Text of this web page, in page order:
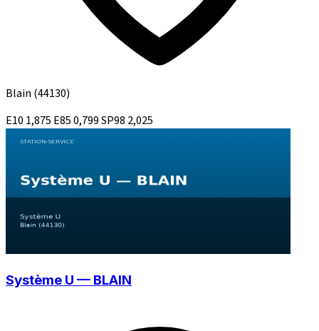
Blain (44130)
E10 1,875 E850,799SP98 2,025
Système U — BLAIN